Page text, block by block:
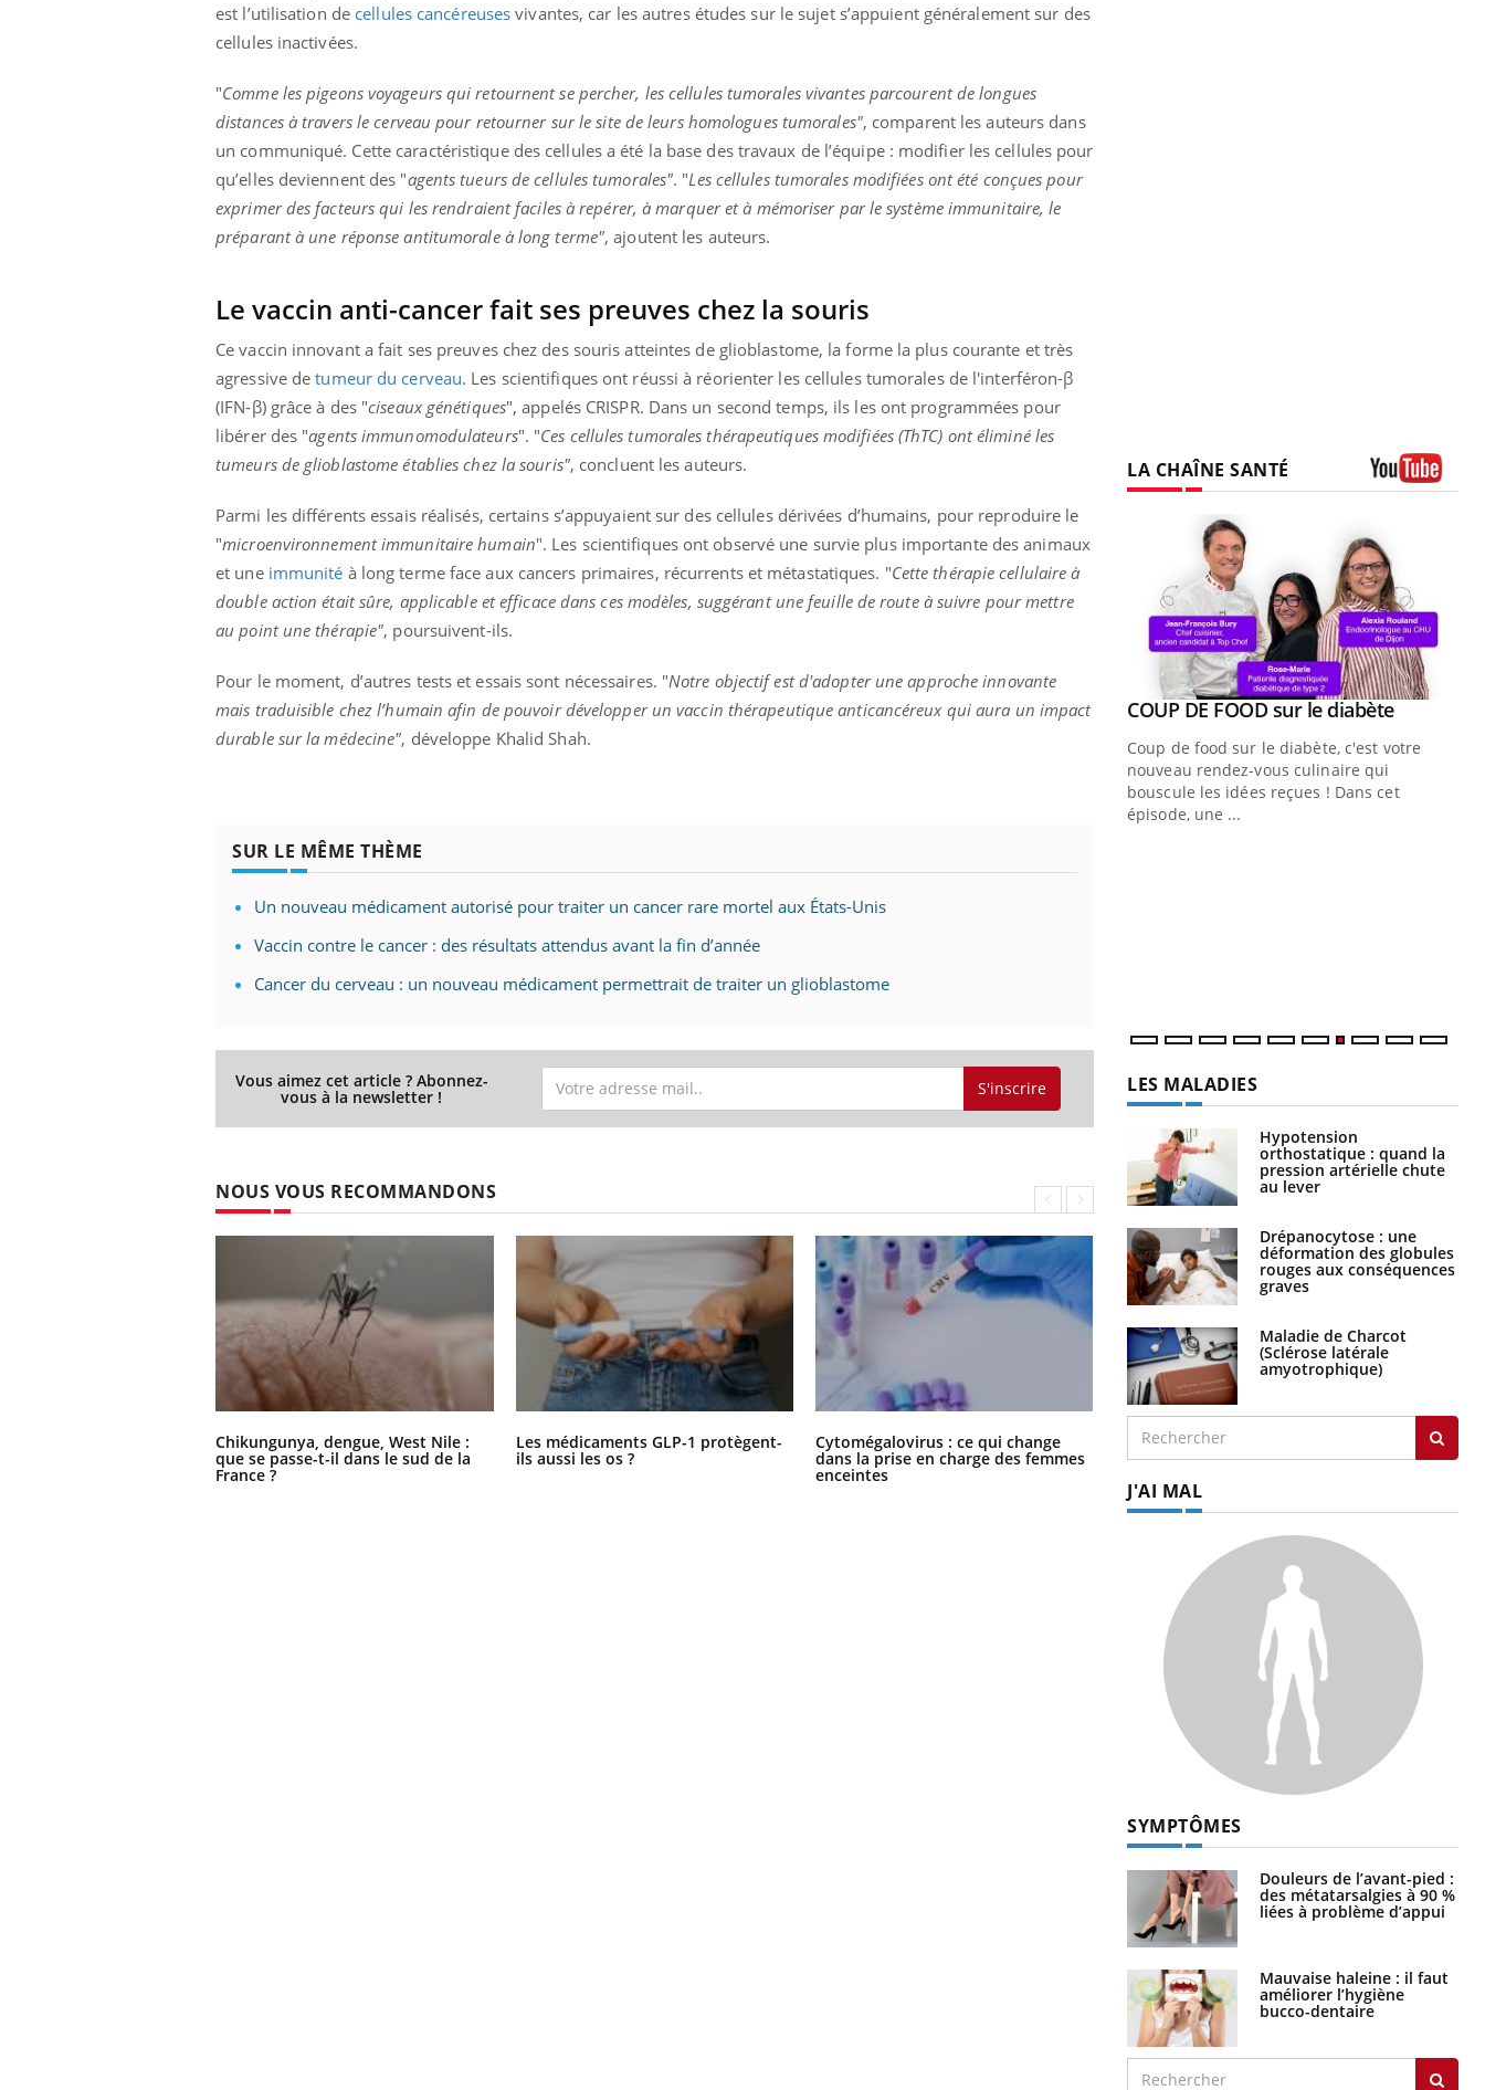
est l’utilisation de cellules cancéreuses vivantes, car les autres études sur le sujet s’appuient généralement sur des
cellules inactivées.
"Comme les pigeons voyageurs qui retournent se percher, les cellules tumorales vivantes parcourent de longues
distances à travers le cerveau pour retourner sur le site de leurs homologues tumorales", comparent les auteurs dans
un communiqué. Cette caractéristique des cellules a été la base des travaux de l’équipe : modifier les cellules pour
qu’elles deviennent des "agents tueurs de cellules tumorales". "Les cellules tumorales modifiées ont été conçues pour
exprimer des facteurs qui les rendraient faciles à repérer, à marquer et à mémoriser par le système immunitaire, le
préparant à une réponse antitumorale à long terme", ajoutent les auteurs.
Le vaccin anti-cancer fait ses preuves chez la souris
Ce vaccin innovant a fait ses preuves chez des souris atteintes de glioblastome, la forme la plus courante et très
agressive detumeur du cerveau. Les scientifiques ont réussi à réorienter les cellules tumorales de l'interféron-β
(IFN-β) grâce à des "ciseaux génétiques", appelés CRISPR. Dans un second temps, ils les ont programmées pour
libérer des "agents immunomodulateurs". "Ces cellules tumorales thérapeutiques modifiées (ThTC) ont éliminé les
tumeurs de glioblastome établies chez la souris", concluent les auteurs.
Parmi les différents essais réalisés, certains s’appuyaient sur des cellules dérivées d’humains, pour reproduire le
"microenvironnement immunitaire humain". Les scientifiques ont observé une survie plus importante des animaux
et une immunité à long terme face aux cancers primaires, récurrents et métastatiques. "Cette thérapie cellulaire à
double action était sûre, applicable et efficace dans ces modèles, suggérant une feuille de route à suivre pour mettre
au point une thérapie", poursuivent-ils.
Pour le moment, d’autres tests et essais sont nécessaires. "Notre objectif est d'adopter une approche innovante
mais traduisible chez l’humain afin de pouvoir développer un vaccin thérapeutique anticancéreux qui aura un impact
durable sur la médecine", développe Khalid Shah.
SUR LE MÊME THÈME
Un nouveau médicament autorisé pour traiter un cancer rare mortel aux États-Unis
Vaccin contre le cancer : des résultats attendus avant la fin d’année
Cancer du cerveau : un nouveau médicament permettrait de traiter un glioblastome
Vous aimez cet article ? Abonnez-
vous à la newsletter ! S'inscrire
NOUS VOUS RECOMMANDONS
Chikungunya, dengue, West Nile :
que se passe-t-il dans le sud de la
France ?
Les médicaments GLP-1 protègent-
ils aussi les os ?
Cytomégalovirus : ce qui change
dans la prise en charge des femmes
enceintes
La sieste empêche-t-elle de dormir
LA CHAÎNE SANTÉ
Diabète & Ramadan 2026Youtube
Le Ramadan approche, et, pour de
Youtube
Un « jumeau numérique » pour
faciliter l’accès à la médecine
préventiveYoutube
Youtube
COUP DE FOOD sur le diabèteYoutube
Coup de food sur le diabète, c'est votre
nouveau rendez-vous culinaire qui
bouscule les idées reçues ! Dans cet
épisode, une ...
LES MALADIES
Hypotension
orthostatique : quand la
pression artérielle chute
au lever
Drépanocytose : une
déformation des globules
rouges aux conséquences
graves
Maladie de Charcot
(Sclérose latérale
amyotrophique)
J'AI MAL
SYMPTÔMES
Douleurs de l’avant-pied :
des métatarsalgies à 90 %
liées à problème d’appui
Mauvaise haleine : il faut
améliorer l’hygiène
bucco-dentaire